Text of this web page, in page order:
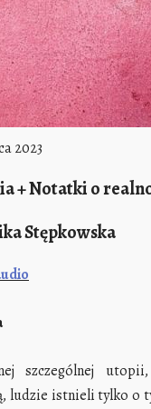
2023
+ Notatki o
Stępkowska
szczególnej utopii,
ludzie istnieli tylko o